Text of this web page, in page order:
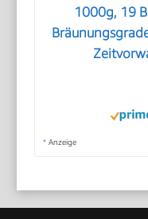
1000g, 19
* Anzeige